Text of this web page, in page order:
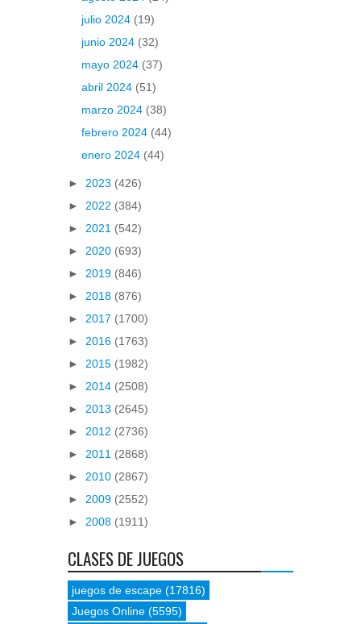
julio 2024 (19)
junio 2024 (32)
mayo 2024 (37)
abril 2024 (51)
marzo 2024 (38)
febrero 2024 (44)
enero 2024 (44)
► 2023 (426)
► 2022 (384)
► 2021 (542)
► 2020 (693)
► 2019 (846)
► 2018 (876)
► 2017 (1700)
► 2016 (1763)
► 2015 (1982)
► 2014 (2508)
► 2013 (2645)
► 2012 (2736)
► 2011 (2868)
► 2010 (2867)
► 2009 (2552)
► 2008 (1911)
CLASES DE JUEGOS
juegos de escape (17816)
Juegos Online (5595)